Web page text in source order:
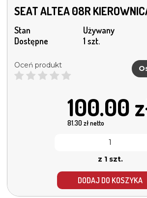
SEAT ALTEA 08R
Stan
Używany
Dostępne
1 szt.
Oceń produkt
100.00
81.30zł netto
z 1 szt.
DODAJ DO KOSZYKA